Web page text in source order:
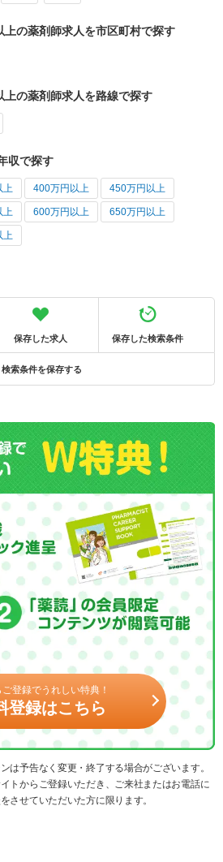
の薬剤師求人を市区町村で探す
の薬剤師求人を路線で探す
収で探す
上 400万円以上 450万円以上
上 600万円以上 650万円以上
上
保存した求人 保存した検索条件
検索条件を保存する
登録でうれしい特典！
登録はこちら
は予告なく変更・終了する場合がございます。
トからご登録いただき、ご来社またはお電話に
させていただいた方に限ります。